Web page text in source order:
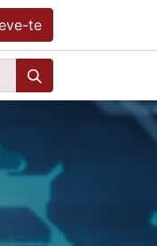
te